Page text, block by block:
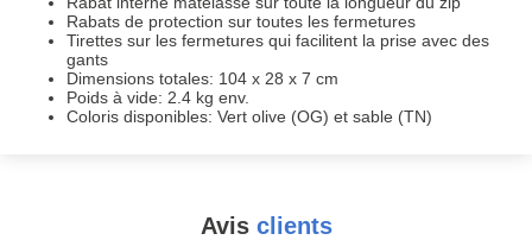
Rabats de protection sur toutes les fermetures
Tirettes sur les fermetures qui facilitent la prise avec des
gants
Dimensions totales: 104 x 28 x 7 cm
Poids à vide: 2.4 kg env.
Coloris disponibles: Vert olive (OG) et sable (TN)
Avis clients